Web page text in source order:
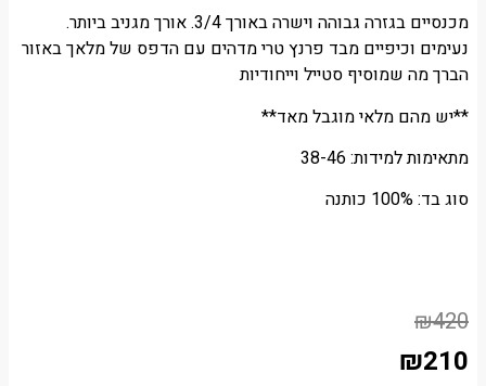
מכנסיים בגזרה גבוהה וישרה באורך 3/4. אורך מגניב ביותר.
נעימים וכיפיים מבד פרנץ טרי מדהים עם הדפס של מלאך באזור
הברך מה שמוסיף סטייל וייחודיות
**יש מהם מלאי מוגבל מאד**
מתאימות למידות: 38-46
סוג בד: 100% כותנה
₪420
₪210